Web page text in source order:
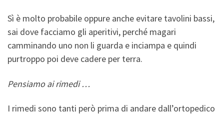
Sì è molto probabile oppure anche evitare tavolini bassi,
sai dove facciamo gli aperitivi, perché magari
camminando uno non li guarda e inciampa e quindi
purtroppo poi deve cadere per terra.
Pensiamo ai rimedi …
I rimedi sono tanti però prima di andare dall’ortopedico